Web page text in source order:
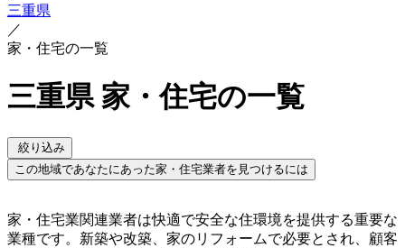
三重県
／
家・住宅の一覧
三重県 家・住宅の一覧
絞り込み
この地域であなたにあった家・住宅業者を見つけるには
家・住宅業関連業者は快適で安全な住環境を提供する重要な
業種です。新築や改築、家のリフォームで必要とされ、顧客